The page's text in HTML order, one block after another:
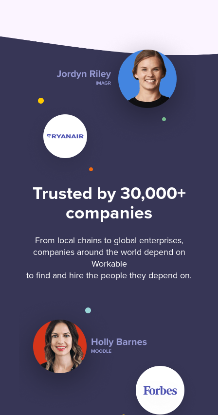
Trusted by 30,000+
companies
From local chains to global enterprises,
companies around the world depend on
Workable
to find and hire the people they depend on.